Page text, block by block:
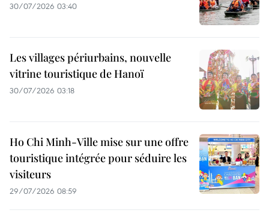
30/07/2026 03:40
Les villages périurbains, nouvelle
vitrine touristique de Hanoï
30/07/2026 03:18
Ho Chi Minh-Ville mise sur une offre
touristique intégrée pour séduire les
visiteurs
29/07/2026 08:59